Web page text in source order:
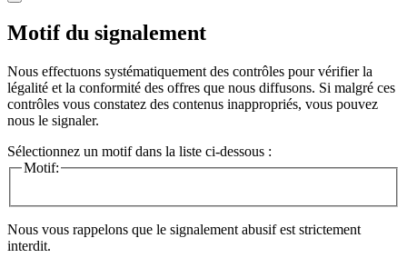
Motif du signalement
Nous effectuons systématiquement des contrôles pour vérifier la
légalité et la conformité des offres que nous diffusons. Si malgré ces
contrôles vous constatez des contenus inappropriés, vous pouvez
nous le signaler.
Sélectionnez un motif dans la liste ci-dessous :
Motif:
Nous vous rappelons que le signalement abusif est strictement
interdit.